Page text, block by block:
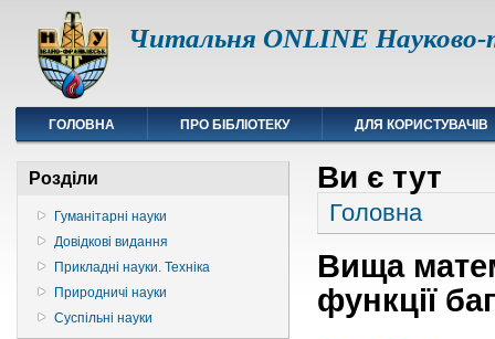
Читальня ONLINE Науково-
ГОЛОВНА ПРО БІБЛІОТЕКУ ДЛЯ КОРИСТУВАЧІВ
Розділи
Гуманітарні науки
Довідкові видання
Прикладні науки. Техніка
Природничі науки
Суспільні науки
Ви є тут
Головна
Вища
функції